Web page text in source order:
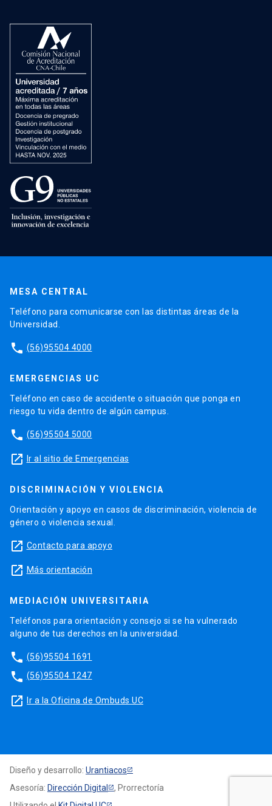
MESA CENTRAL
Teléfono para comunicarse con las distintas áreas de la
Universidad.
phone (56)95504 4000
EMERGENCIAS UC
Teléfono en caso de accidente o situación que ponga en
riesgo tu vida dentro de algún campus.
phone (56)95504 5000
launch Ir al sitio de Emergencias
DISCRIMINACIÓN Y VIOLENCIA
Orientación y apoyo en casos de discriminación, violencia de
género o violencia sexual.
launch Contacto para apoyo
launch Más orientación
MEDIACIÓN UNIVERSITARIA
Teléfonos para orientación y consejo si se ha vulnerado
alguno de tus derechos en la universidad.
phone (56)95504 1691
phone (56)95504 1247
launch Ir a la Oficina de Ombuds UC
Diseño y desarrollo: Urantiacos
Asesoría: Dirección Digital
, Prorrectoría